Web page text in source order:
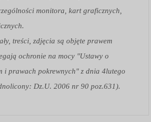
monitora, kart graficznych,
treści, zdjęcia są objęte prawem
ochronie na mocy "Ustawy o
i prawach pokrewnych" z dnia 4lutego
Dz.U. 2006 nr 90 poz.631).